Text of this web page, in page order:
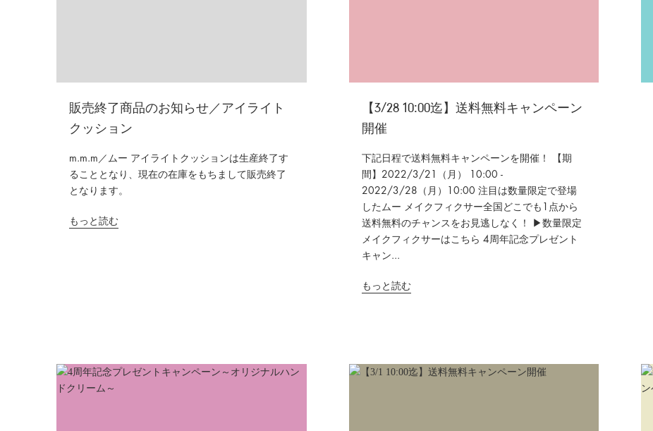
販売終了商品のお知らせ／アイライト
クッション
m.m.m／ムー アイライトクッションは生産終了す
ることとなり、現在の在庫をもちまして販売終了
となります。
もっと読む
【3/28 10:00迄】送料無料キャンペーン
開催
下記日程で送料無料キャンペーンを開催！ 【期
間】2022/3/21（月） 10:00 -
2022/3/28（月）10:00 注目は数量限定で登場
したムー メイクフィクサー全国どこでも1点から
送料無料のチャンスをお見逃しなく！ ▶数量限定
メイクフィクサーはこちら 4周年記念プレゼント
キャン...
もっと読む